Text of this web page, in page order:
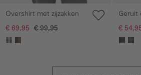
Overshirt met zijzakken
€ 69,95 € 99,95
Geruit
lange
€